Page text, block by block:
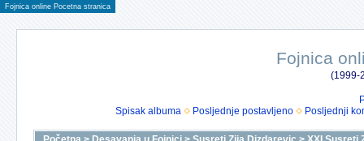
Fojnica online Pocetna stranica
Fojnica
(1999-
Spisak albuma
Posljednje postavljeno Posljednji